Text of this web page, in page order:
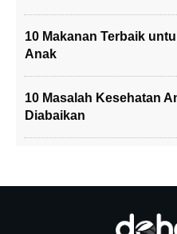
10 Makanan Terbaik
Anak
10 Masalah Kesehatan
Diabaikan